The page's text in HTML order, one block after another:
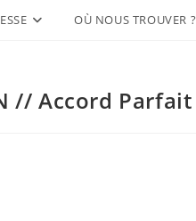
OÙ NOUS TROUVER ?
// Accord Parfait